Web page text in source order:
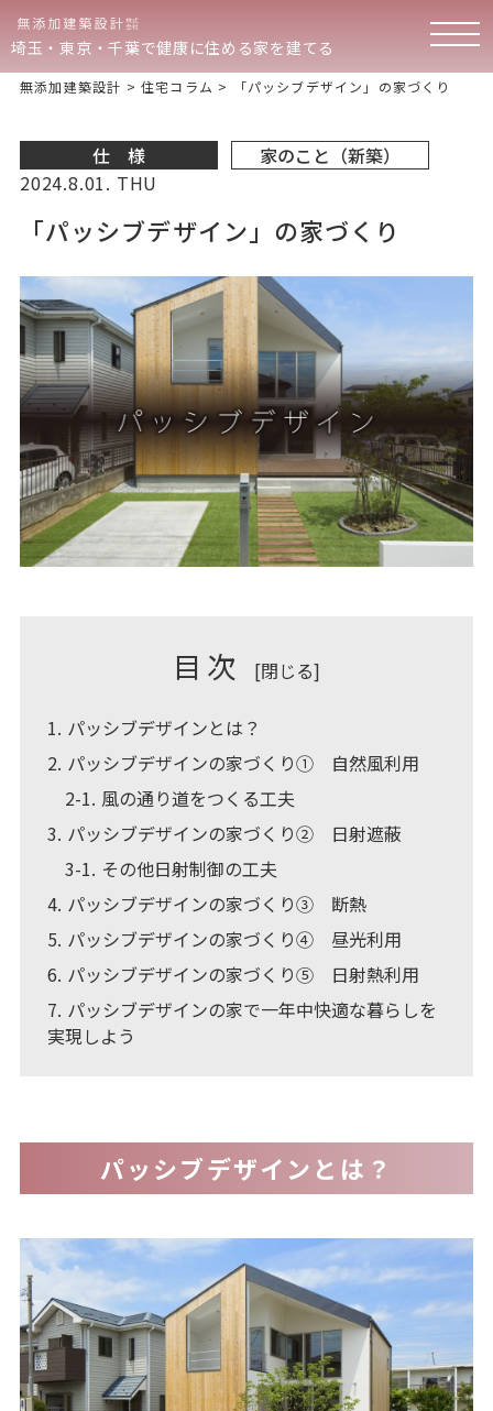
埼玉・東京・千葉で健康に住める家を建てる
無添加建築設計 > 住宅コラム > 「パッシブデザイン」の家づくり
仕 様
家のこと（新築）
2024.8.01. THU
「パッシブデザイン」の家づくり
目次 [閉じる]
1 パッシブデザインとは？
2 パッシブデザインの家づくり① 自然風利用
2-1 風の通り道をつくる工夫
3 パッシブデザインの家づくり② 日射遮蔽
3-1 その他日射制御の工夫
4 パッシブデザインの家づくり③ 断熱
5 パッシブデザインの家づくり④ 昼光利用
6 パッシブデザインの家づくり⑤ 日射熱利用
7 パッシブデザインの家で一年中快適な暮らしを
実現しよう
パッシブデザインとは？